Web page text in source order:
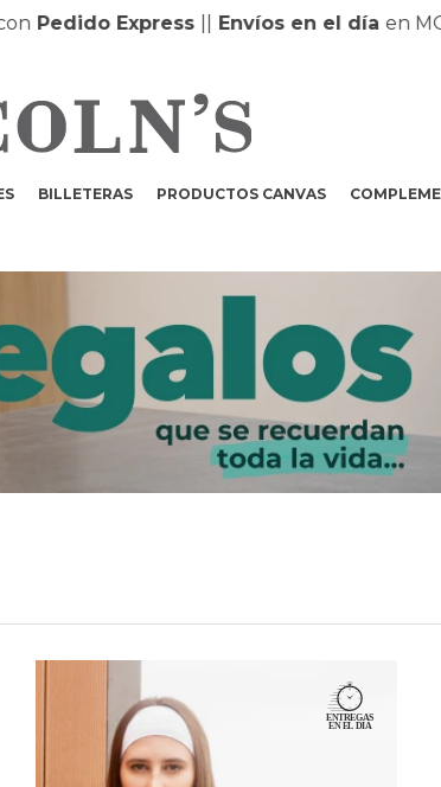
Express||Envíos en el díaen
BILLETERAS PRODUCTOS CANVAS